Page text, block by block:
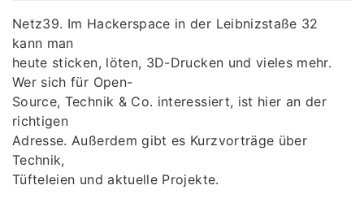
Netz39. Im Hackerspace in der Leibnizstaße 32
kann man
heute sticken, löten, 3D-Drucken und vieles mehr.
Wer sich für Open-
Source, Technik & Co. interessiert, ist hier an der
richtigen
Adresse. Außerdem gibt es Kurzvorträge über
Technik,
Tüfteleien und aktuelle Projekte.